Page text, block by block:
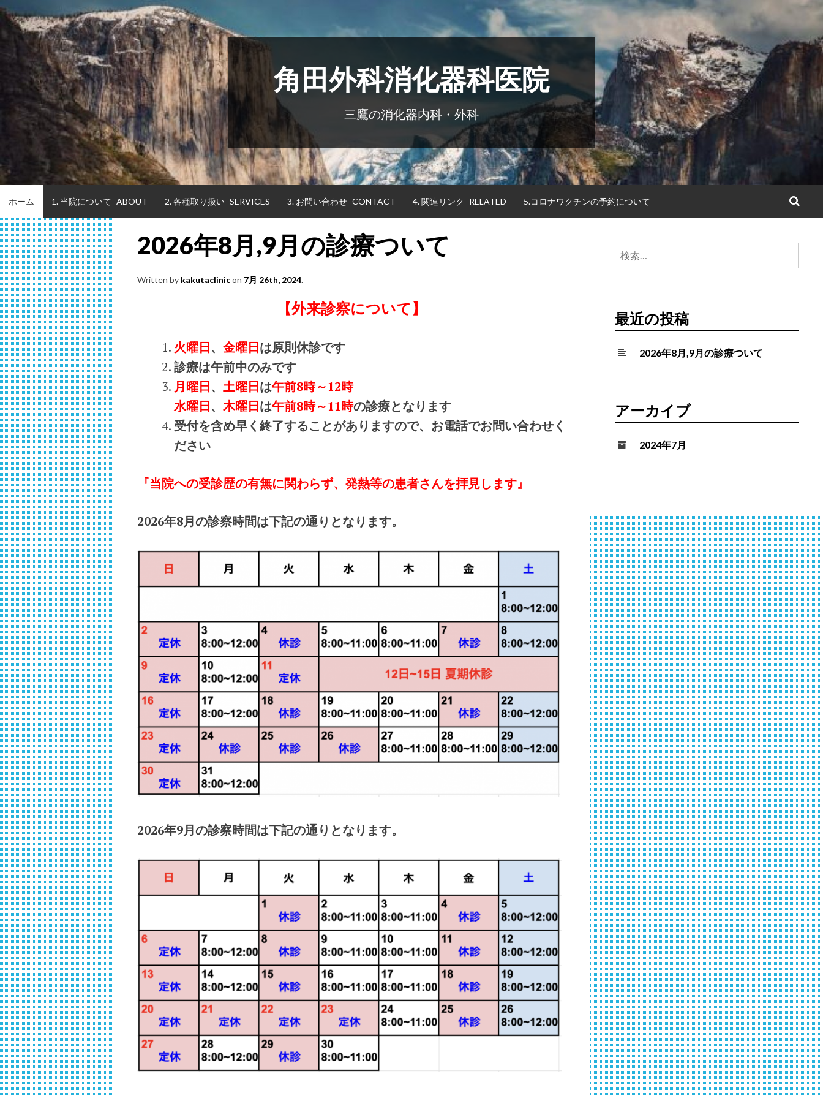
Skip
to
content
角田外科消化器科医院
三鷹の消化器内科・外科
ホーム 1. 当院について- ABOUT 2. 各種取り扱い- SERVICES 3. お問い合わせ- CONTACT 4. 関連リンク- RELATED 5.コロナワクチンの予約について
2026年8月,9月の診療ついて
Written by kakutaclinicon 7月 26th, 2024.
【外来診察について】
火曜日、 金曜日は原則休診です
診療は午前中のみです
月曜日、 土曜日は午前8時～12時
水曜日、 木曜日は午前8時～11時の診療となります
受付を含め早く終了することがありますので、お電話でお問い合わせく
ださい
『当院への受診歴の有無に関わらず、発熱等の患者さんを拝見します』
2026年8月の診察時間は下記の通りとなります。
2026年9月の診察時間は下記の通りとなります。
検
最近の投稿
2026年8月,9月の診療ついて
アーカイブ
2024年7月